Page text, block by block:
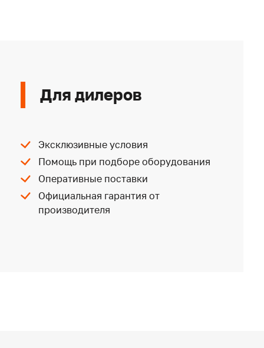
Для дилеров
Эксклюзивные условия
Помощь при подборе оборудования
Оперативные поставки
Официальная гарантия от
производителя